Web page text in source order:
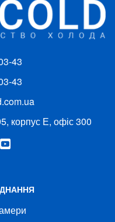
43
43
корпус Е, офіс 300